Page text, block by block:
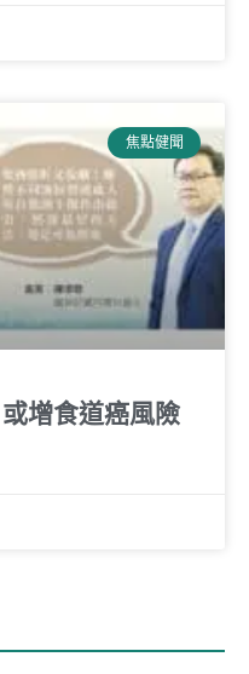
焦點健聞
或增食道癌風險